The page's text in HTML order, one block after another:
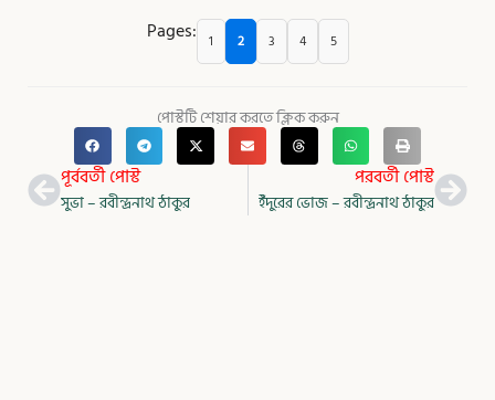
Pages:
1 2 3 4 5
পোস্টটি শেয়ার করতে ক্লিক করুন
Prevপূর্ববর্তী পোস্ট
সুভা – রবীন্দ্রনাথ ঠাকুর
পরবর্তী পোস্ট
ইঁদুরের ভোজ – রবীন্দ্রনাথ ঠাকুর